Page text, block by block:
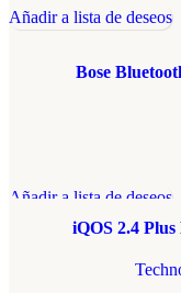
Añadir a lista de deseos
Bose
Añadir a lista de deseos
iQOS 2.4